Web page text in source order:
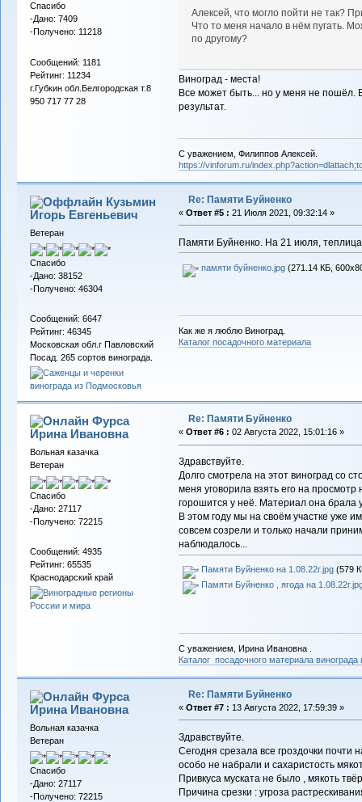
Спасибо
-Дано: 7409
-Получено: 11218
Сообщений: 1181
Рейтинг: 11234
г.Губкин обл.Белгородская т.8
950 717 77 28
Алексей, что могло пойти не так?
Что то меня начало в нём пугать.
по другому?
Виноград - места!
Все может быть... но у меня не пошёл.
результат.
С уважением, Филиппов Алексей.
https://vinforum.ru/
Кузьмин
Игорь Евгеньевич
Ветеран
Спасибо
-Дано: 38152
-Получено: 46304
Сообщений: 6647
Рейтинг: 46345
Московская обл.г Павловский
Посад. 265 сортов винограда.
Re: Памяти Буйненко
« Ответ #5 : 21 Июля 2021, 09:32:14 »
Памяти Буйненко. На 21 июля,
памяти буйненко.jpg(271.14 КБ,
Как же я люблю Виноград.
Каталог посадочного материала
Фурса
Ирина Ивановна
Вольная казачка
Ветеран
Спасибо
-Дано: 27117
-Получено: 72215
Сообщений: 4935
Рейтинг: 65535
Краснодарский край
Re: Памяти Буйненко
« Ответ #6 : 02 Августа 2022, 15:01:16 »
Здравствуйте.
Долго смотрела на этот виноград со
меня уговорила взять его на просмотр
горошится у неё. Материал она брала
В этом году мы на своём участке уже
совсем созрели и только начали
наблюдалось...
Памяти Буйненко на 1.08.22г.jpg(579
Памяти Буйненко , ягода на
С уважением, Ирина Ивановна .
Каталог посадочного материала
Фурса
Ирина Ивановна
Вольная казачка
Ветеран
Спасибо
-Дано: 27117
-Получено: 72215
Re: Памяти Буйненко
« Ответ #7 : 13 Августа 2022, 17:59:39 »
Здравствуйте.
Сегодня срезала все гроздочки почти
особо не набрали и сахаристость
Привкуса муската не было , мякоть
Причина срезки : угроза